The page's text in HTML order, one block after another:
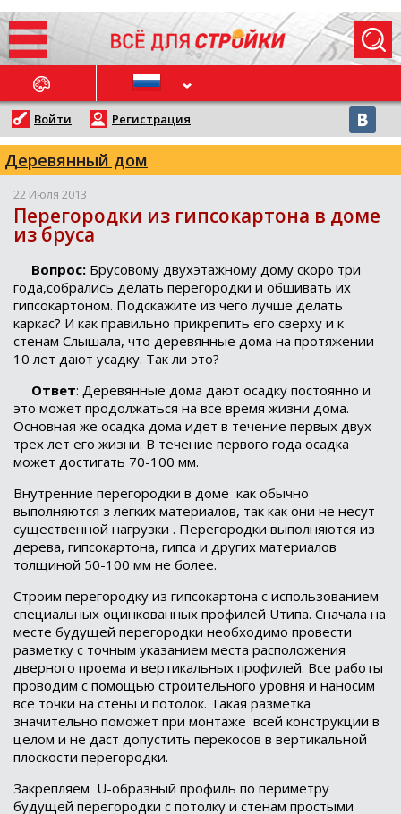
НОВОСТИ
Войти Регистрация
Деревянный дом
22 Июля 2013
Перегородки из гипсокартона в доме
из бруса
Вопрос: Брусовому двухэтажному дому скоро три
года,собрались делать перегородки и обшивать их
гипсокартоном. Подскажите из чего лучше делать
каркас? И как правильно прикрепить его сверху и к
стенам Слышала, что деревянные дома на протяжении
10 лет дают усадку. Так ли это?
Ответ: Деревянные дома дают осадку постоянно и
это может продолжаться на все время жизни дома.
Основная же осадка дома идет в течение первых двух-
трех лет его жизни. В течение первого года осадка
может достигать 70-100 мм.
Внутренние перегородки в доме как обычно
выполняются з легких материалов, так как они не несут
существенной нагрузки . Перегородки выполняются из
дерева, гипсокартона, гипса и других материалов
толщиной 50-100 мм не более.
Строим перегородку из гипсокартона с использованием
специальных оцинкованных профилей Uтипа. Сначала на
месте будущей перегородки необходимо провести
разметку с точным указанием места расположения
дверного проема и вертикальных профилей. Все работы
проводим с помощью строительного уровня и наносим
все точки на стены и потолок. Такая разметка
значительно поможет при монтаже всей конструкции в
целом и не даст допустить перекосов в вертикальной
плоскости перегородки.
Закрепляем U-образный профиль по периметру
будущей перегородки с потолку и стенам простыми